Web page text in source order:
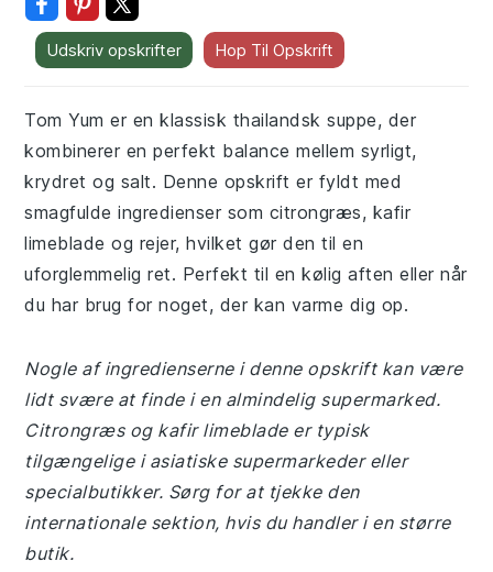
Udskriv opskrifter Hop Til Opskrift
Tom Yum er en klassisk thailandsk suppe, der
kombinerer en perfekt balance mellem syrligt,
krydret og salt. Denne opskrift er fyldt med
smagfulde ingredienser som citrongræs, kafir
limeblade og rejer, hvilket gør den til en
uforglemmelig ret. Perfekt til en kølig aften eller når
du har brug for noget, der kan varme dig op.
Nogle af ingredienserne i denne opskrift kan være
lidt svære at finde i en almindelig supermarked.
Citrongræs og kafir limeblade er typisk
tilgængelige i asiatiske supermarkeder eller
specialbutikker. Sørg for at tjekke den
internationale sektion, hvis du handler i en større
butik.